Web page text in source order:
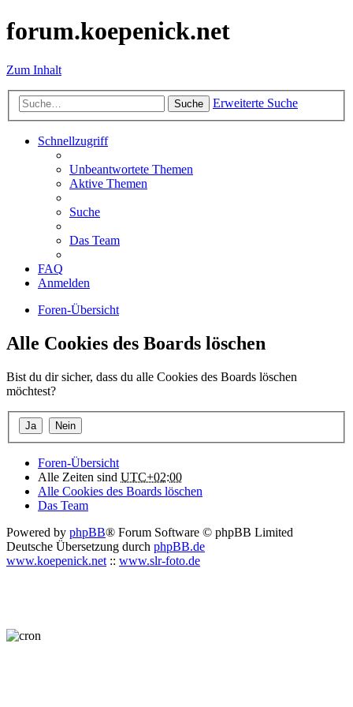
forum.koepenick.net
Zum Inhalt
Suche Erweiterte Suche
Schnellzugriff
Unbeantwortete Themen
Aktive Themen
Suche
Das Team
FAQ
Anmelden
Foren-Übersicht
Alle Cookies des Boards löschen
Bist du dir sicher, dass du alle Cookies des Boards löschen
möchtest?
Foren-Übersicht
Alle Zeiten sind UTC+02:00
Alle Cookies des Boards löschen
Das Team
Powered by phpBB® Forum Software © phpBB Limited
Deutsche Übersetzung durch phpBB.de
www.koepenick.net :: www.slr-foto.de